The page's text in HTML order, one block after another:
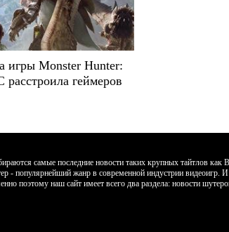
игры Monster Hunter:
расстроила геймеров
самые последние новости таких крупных тайтлов как
- популярнейший жанр в современной индустрии видеоигр.
поэтому наш сайт имеет всего два раздела: новости